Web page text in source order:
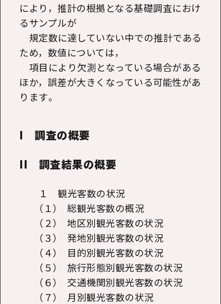
により，推計の根拠となる基礎調査におけ
るサンプルが
規定数に達していない中での推計である
ため，数値については，
項目により欠測となっている場合がある
ほか，誤差が大きくなっている可能性があ
ります。
I 調査の概要
II 調査結果の概要
１ 観光客数の状況
（１） 総観光客数の概況
（２） 地区別観光客数の状況
（３） 発地別観光客数の状況
（４） 目的別観光客数の状況
（５） 旅行形態別観光客数の状況
（６） 交通機関別観光客数の状況
（７） 月別観光客数の状況